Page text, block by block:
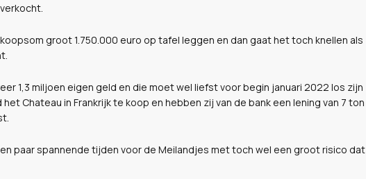
groot 1.750.000 euro op tafel leggen en dan gaat het toch knellen als
1,3 miljoen eigen geld en die moet wel liefst voor begin januari 2022 los zijn
Chateau in Frankrijk te koop en hebben zij van de bank een lening van 7 ton
paar spannende tijden voor de Meilandjes met toch wel een groot risico dat